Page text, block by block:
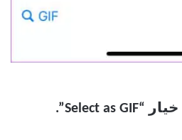
خيار “Select as GIF”.